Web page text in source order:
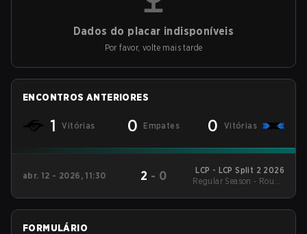
Dados do placar indisponíveis
Por favor, volte mais tarde
ENCONTROS ANTERIORES
1 Vitórias 0 Empates 0 Vitórias
abr. 12 - 2026, 11:30 2 - 0
LCP - LCP Split 2 2026
Regular Season - Round
FORMULÁRIO